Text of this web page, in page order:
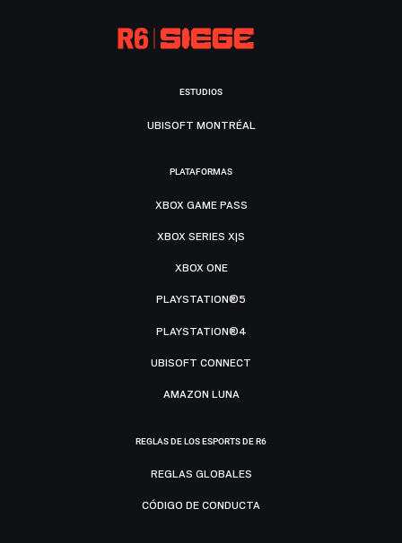
ESTUDIOS
UBISOFT MONTRÉAL
PLATAFORMAS
XBOX GAME PASS
XBOX SERIES X|S
XBOX ONE
PLAYSTATION®5
PLAYSTATION®4
UBISOFT CONNECT
AMAZON LUNA
REGLAS DE LOS ESPORTS DE R6
REGLAS GLOBALES
CÓDIGO DE CONDUCTA